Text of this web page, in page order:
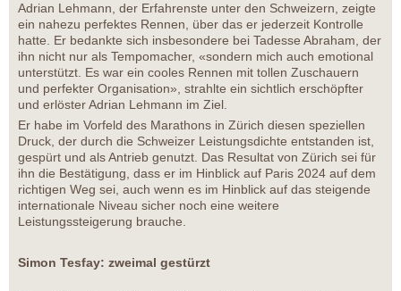
Adrian Lehmann, der Erfahrenste unter den Schweizern, zeigte
ein nahezu perfektes Rennen, über das er jederzeit Kontrolle
hatte. Er bedankte sich insbesondere bei Tadesse Abraham, der
ihn nicht nur als Tempomacher, «sondern mich auch emotional
unterstützt. Es war ein cooles Rennen mit tollen Zuschauern
und perfekter Organisation», strahlte ein sichtlich erschöpfter
und erlöster Adrian Lehmann im Ziel.
Er habe im Vorfeld des Marathons in Zürich diesen speziellen
Druck, der durch die Schweizer Leistungsdichte entstanden ist,
gespürt und als Antrieb genutzt. Das Resultat von Zürich sei für
ihn die Bestätigung, dass er im Hinblick auf Paris 2024 auf dem
richtigen Weg sei, auch wenn es im Hinblick auf das steigende
internationale Niveau sicher noch eine weitere
Leistungssteigerung brauche.
Simon Tesfay: zweimal gestürzt